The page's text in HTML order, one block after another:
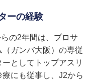
ーの経験
の2年間は、プロサ
（ガンバ大阪）の専従
としてトップアスリ
療にも従事し、J2から